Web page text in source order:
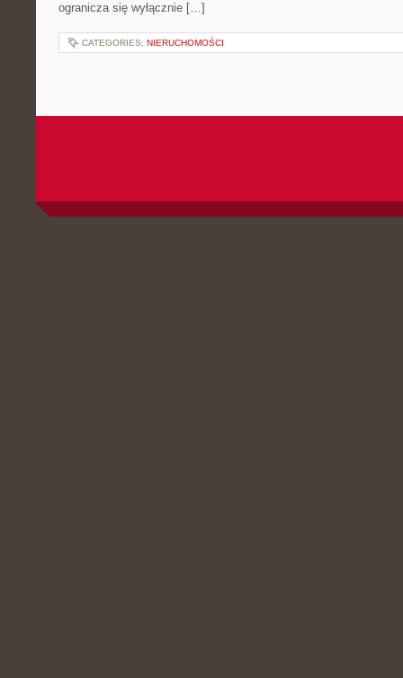
ogranicza się wyłącznie […]
CATEGORIES: NIERUCHOMOŚCI